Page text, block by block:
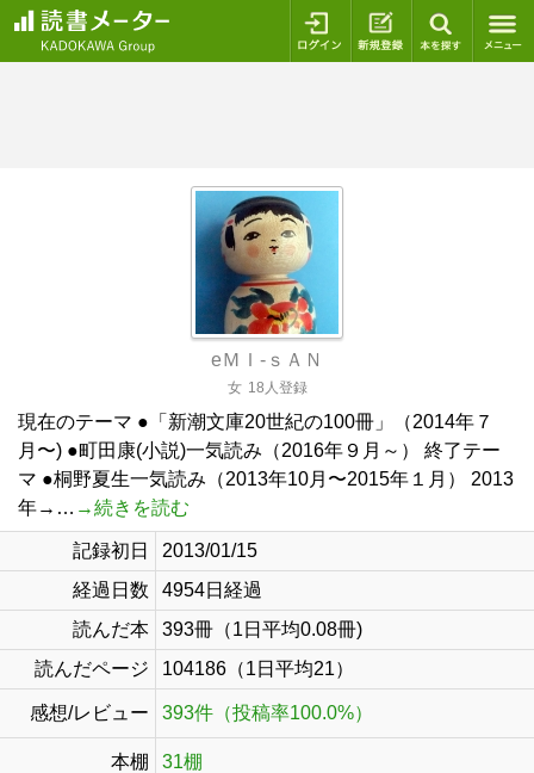
ログイン 新規登録
eＭＩ-ｓＡＮ
女 18人登録
現在のテーマ ●「新潮文庫20世紀の100冊」（2014年７
月〜) ●町田康(小説)一気読み（2016年９月～） 終了テー
マ ●桐野夏生一気読み（2013年10月〜2015年１月） 2013
年→… →続きを読む
記録初日
2013/01/15
経過日数
4954日経過
読んだ本
393冊（1日平均0.08冊)
読んだページ
104186（1日平均21）
感想/レビュー 393件（投稿率100.0%）
本棚 31棚